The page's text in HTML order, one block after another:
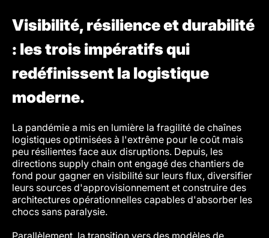
Visibilité, résilience et durabilité
: les trois impératifs qui
redéfinissent la logistique
moderne.
La pandémie a mis en lumière la fragilité de chaînes
logistiques optimisées à l'extrême pour le coût mais
peu résilientes face aux disruptions. Depuis, les
directions supply chain ont engagé des chantiers de
fond pour gagner en visibilité sur leurs flux, diversifier
leurs sources d'approvisionnement et construire des
architectures opérationnelles capables d'absorber les
chocs sans paralysie.
Parallèlement, la transition vers des modèles de